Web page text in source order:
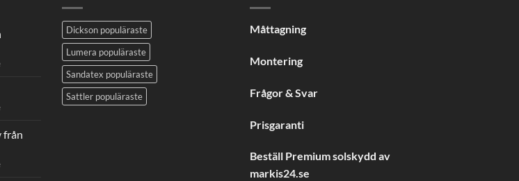
för
du
markisväv
för
från
för
Dickson populäraste
Lumera populäraste
Sandatex populäraste
Sattler populäraste
Måttagning
Montering
Frågor & Svar
Prisgaranti
Beställ Premium solskydd av
markis24.se